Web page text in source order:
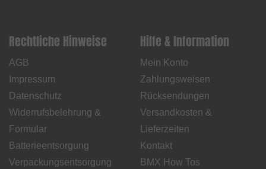
Rechtliche Hinweise
AGB
Impressum
Datenschutz
Widerrufsbelehrung &
Formular
Batterieentsorgung
Verpackungsentsorgung
Hilfe & Information
Mein Konto
Zahlungsweisen
Rücksendungen
Versandkosten &
Lieferzeiten
Kontakt
BMX How Tos